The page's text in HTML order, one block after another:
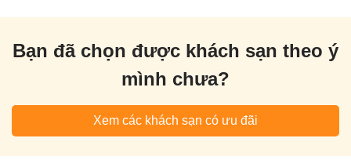
Bạn đã chọn được khách sạn theo ý
mình chưa?
Xem các khách sạn có ưu đãi